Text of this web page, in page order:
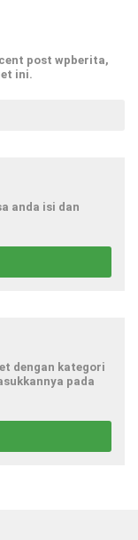
post wpberita,
ini.
anda isi dan
dengan kategori
pada